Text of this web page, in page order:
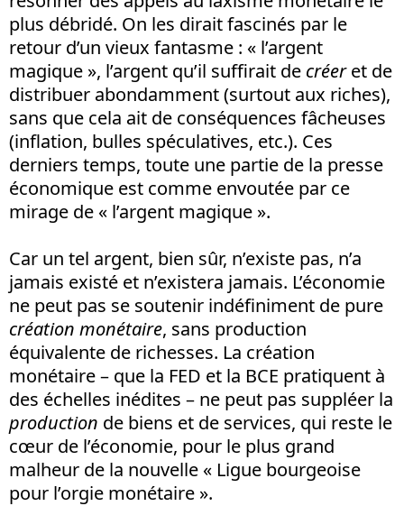
plus débridé. On les dirait fascinés par le
retour d’un vieux fantasme : « l’argent
magique », l’argent qu’il suffirait de créeret de
distribuer abondamment (surtout aux riches),
sans que cela ait de conséquences fâcheuses
(inflation, bulles spéculatives, etc.). Ces
derniers temps, toute une partie de la presse
économique est comme envoutée par ce
mirage de « l’argent magique ».
Car un tel argent, bien sûr, n’existe pas, n’a
jamais existé et n’existera jamais. L’économie
ne peut pas se soutenir indéfiniment de pure
création monétaire, sans production
équivalente de richesses. La création
monétaire – que la FED et la BCE pratiquent à
des échelles inédites – ne peut pas suppléer la
production de biens et de services, qui reste le
cœur de l’économie, pour le plus grand
malheur de la nouvelle « Ligue bourgeoise
pour l’orgie monétaire ».